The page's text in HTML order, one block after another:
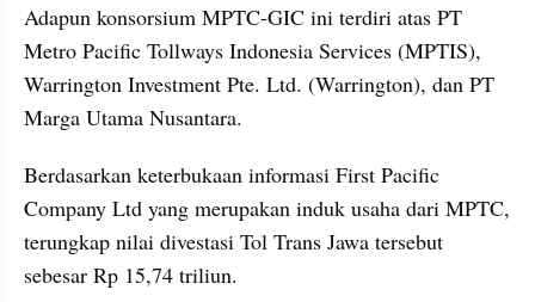
Adapun konsorsium MPTC-GIC ini terdiri atas PT
Metro Pacific Tollways Indonesia Services (MPTIS),
Warrington Investment Pte. Ltd. (Warrington), dan PT
Marga Utama Nusantara.
Berdasarkan keterbukaan informasi First Pacific
Company Ltd yang merupakan induk usaha dari MPTC,
terungkap nilai divestasi Tol Trans Jawa tersebut
sebesar Rp 15,74 triliun.